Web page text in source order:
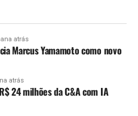
atrás
Marcus Yamamoto como novo
atrás
24 milhões da C&A com IA